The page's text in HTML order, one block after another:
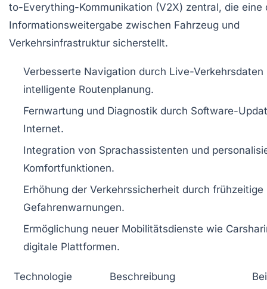
to-Everything-Kommunikation (V2X) zentral, die eine
Informationsweitergabe zwischen Fahrzeug und
Verkehrsinfrastruktur sicherstellt.
Verbesserte Navigation durch Live-Verkehrsdaten
intelligente Routenplanung.
Fernwartung und Diagnostik durch Software-
Internet.
Integration von Sprachassistenten und
Komfortfunktionen.
Erhöhung der Verkehrssicherheit durch frühzeitige
Gefahrenwarnungen.
Ermöglichung neuer Mobilitätsdienste wie
digitale Plattformen.
Technologie Beschreibung